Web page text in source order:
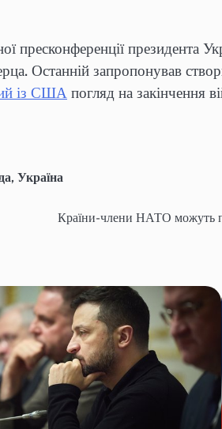
президента
Останній запропонував
із США погляд на закінчення
, Україна
Країни-члени НАТО можуть